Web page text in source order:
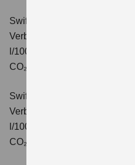
Swift 1.2 DUALJET HYBRID
Verbrauchswerte:
l/100km; kombinierter Wert
CO₂-Klasse: C.
Swift 1.2 DUALJET HYBRID
Verbrauchswerte:
l/100km; kombinierter Wert
CO₂-Klasse: C.